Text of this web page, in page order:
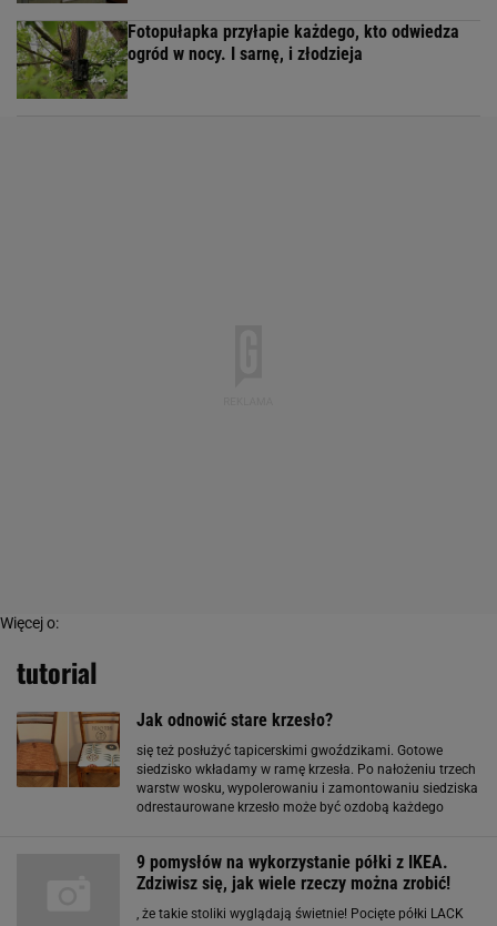
Fotopułapka przyłapie każdego, kto odwiedza
ogród w nocy. I sarnę, i złodzieja
Więcej o:
tutorial
Jak odnowić stare krzesło?
się też posłużyć tapicerskimi gwoździkami. Gotowe
siedzisko wkładamy w ramę krzesła. Po nałożeniu trzech
warstw wosku, wypolerowaniu i zamontowaniu siedziska
odrestaurowane krzesło może być ozdobą każdego
9 pomysłów na wykorzystanie półki z IKEA.
Zdziwisz się, jak wiele rzeczy można zrobić!
, że takie stoliki wyglądają świetnie! Pocięte półki LACK